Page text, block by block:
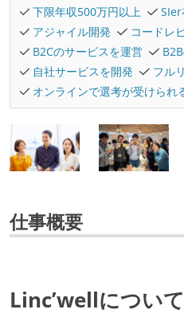
下限年収500万円以上
SIer
アジャイル開発
コードレ
B2Cのサービスを運営
自社サービスを開発
フル
オンラインで選考が受けられ
仕事概要
Linc’wellについて